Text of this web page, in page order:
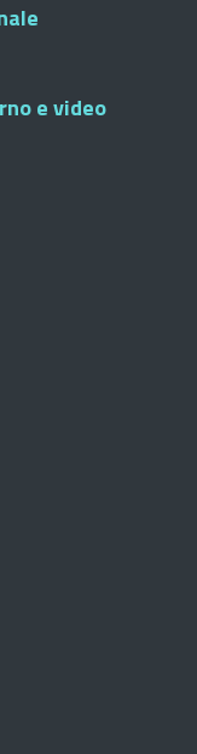
e video